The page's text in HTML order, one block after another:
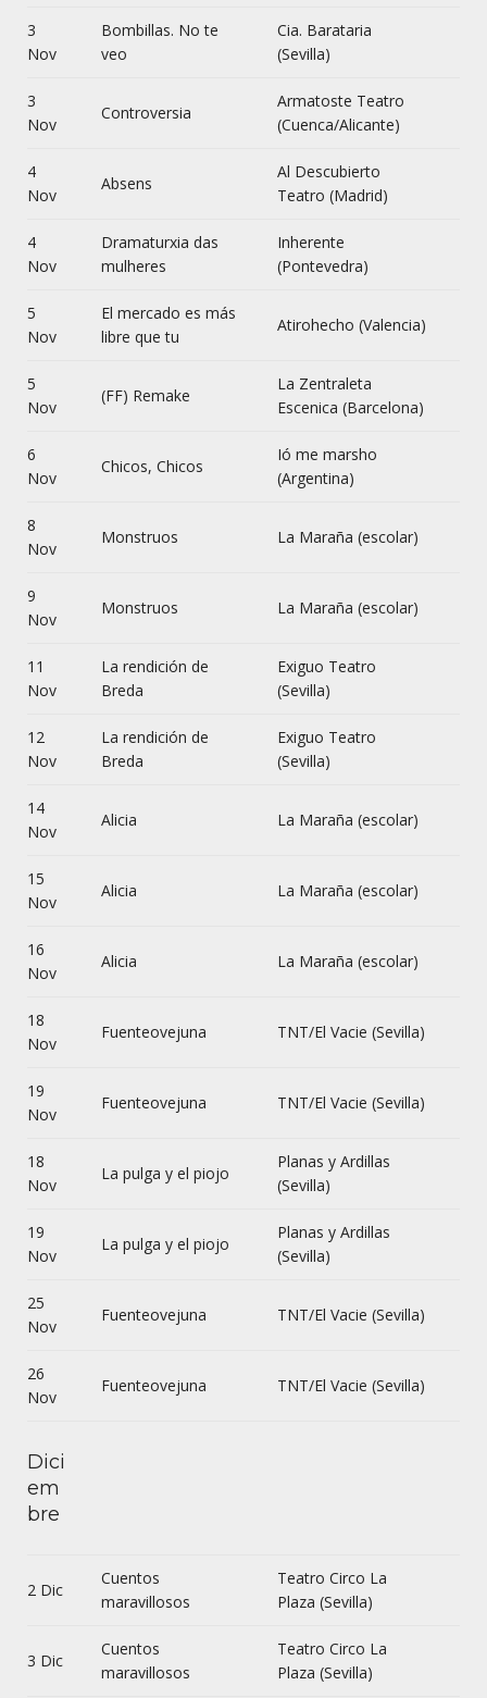
3
Nov
Bombillas. No te
veo
Cia. Barataria
(Sevilla)
3
Nov
Controversia
Armatoste Teatro
(Cuenca/Alicante)
4
Nov
Absens
Al Descubierto
Teatro (Madrid)
4
Nov
Dramaturxia das
mulheres
Inherente
(Pontevedra)
5
Nov
El mercado es más
libre que tu
Atirohecho (Valencia)
5
Nov
(FF) Remake
La Zentraleta
Escenica (Barcelona)
6
Nov
Chicos, Chicos
Ió me marsho
(Argentina)
8
Nov
Monstruos La Maraña (escolar)
9
Nov
Monstruos La Maraña (escolar)
11
Nov
La rendición de
Breda
Exiguo Teatro
(Sevilla)
12
Nov
La rendición de
Breda
Exiguo Teatro
(Sevilla)
14
Nov
Alicia La Maraña (escolar)
15
Nov
Alicia La Maraña (escolar)
16
Nov
Alicia La Maraña (escolar)
18
Nov
Fuenteovejuna TNT/El Vacie (Sevilla)
19
Nov
Fuenteovejuna TNT/El Vacie (Sevilla)
18
Nov
La pulga y el piojo
Planas y Ardillas
(Sevilla)
19
Nov
La pulga y el piojo
Planas y Ardillas
(Sevilla)
25
Nov
Fuenteovejuna TNT/El Vacie (Sevilla)
26
Nov
Fuenteovejuna TNT/El Vacie (Sevilla)
Dici
em
bre
2 Dic
Cuentos
maravillosos
Teatro Circo La
Plaza (Sevilla)
3 Dic
Cuentos
maravillosos
Teatro Circo La
Plaza (Sevilla)